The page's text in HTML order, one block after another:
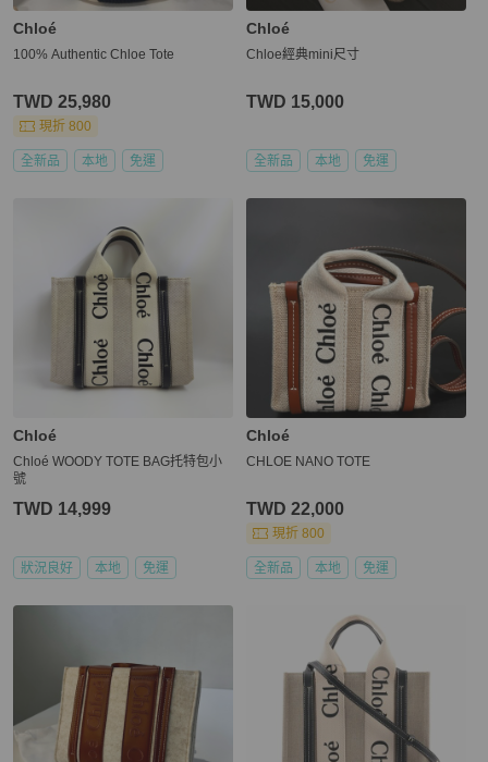
Chloé
100% Authentic Chloe Tote
TWD 25,980
現折 800
全新品 本地 免運
Chloé
Chloe經典mini尺寸
TWD 15,000
全新品 本地 免運
Chloé
Chloé WOODY TOTE BAG托特包小
號
TWD 14,999
狀況良好 本地 免運
Chloé
CHLOE NANO TOTE
TWD 22,000
現折 800
全新品 本地 免運